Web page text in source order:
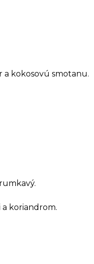
a kokosovú smotanu.
a koriandrom.